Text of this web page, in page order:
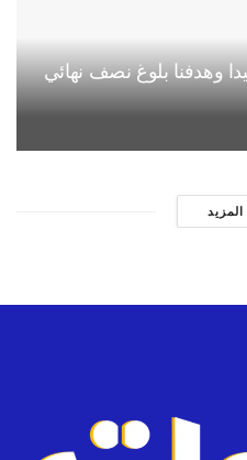
وهدفنا بلوغ نصف نهائي